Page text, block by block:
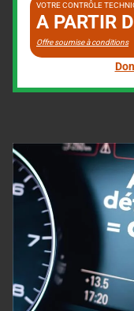
VOTRE CONTRÔLE
A PARTIR
Offre soumise à conditions